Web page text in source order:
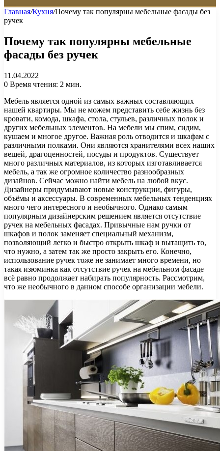
Главная/Кухня/Почему так популярны мебельные фасады без
ручек
Почему так популярны мебельные
фасады без ручек
11.04.2022
0 Время чтения: 2 мин.
Мебель является одной из самых важных составляющих
нашей квартиры. Мы не можем представить себе жизнь без
кровати, комода, шкафа, стола, стульев, различных полок и
других мебельных элементов. На мебели мы спим, сидим,
кушаем и многое другое. Важная роль отводится и шкафам с
различными полками. Они являются хранителями всех наших
вещей, драгоценностей, посуды и продуктов. Существует
много различных материалов, из которых изготавливается
мебель, а так же огромное количество разнообразных
дизайнов. Сейчас можно найти мебель на любой вкус.
Дизайнеры придумывают новые конструкции, фигуры,
объёмы и аксессуары. В современных мебельных тенденциях
много чего интересного и необычного. Однако самым
популярным дизайнерским решением является отсутствие
ручек на мебельных фасадах. Привычные нам ручки от
шкафов и полок заменяет специальный механизм,
позволяющий легко и быстро открыть шкаф и вытащить то,
что нужно, а затем так же просто закрыть его. Конечно,
использование ручек тоже не занимает много времени, но
такая изюминка как отсутствие ручек на мебельном фасаде
всё равно продолжает набирать популярность. Рассмотрим,
что же необычного в данном способе организации мебели.